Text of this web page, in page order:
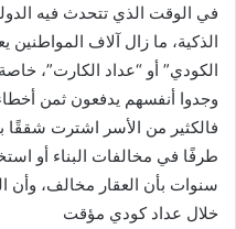
في الوقت الذي تتحدث فيه
الذكية، ما زال آلاف
الكودي” أو “عداد الكارت”،
وجدوا أنفسهم يدفعون ثمن
فالكثير من الأسر اشترت
طرفًا في مخالفات البناء أو
سنوات بأن العقار مخالف، وأن
خلال عداد كودي مؤقت